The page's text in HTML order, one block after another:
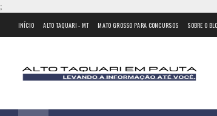
;
INÍCIO ALTO TAQUARI - MT MATO GROSSO PARA CONCURSOS SOBRE O